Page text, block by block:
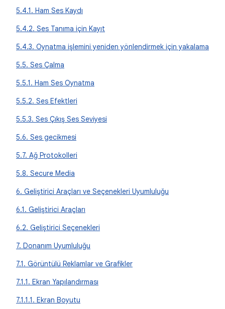
5.4.1. Ham Ses Kaydı
5.4.2. Ses Tanıma için Kayıt
5.4.3. Oynatma işlemini yeniden yönlendirmek için yakalama
5.5. Ses Çalma
5.5.1. Ham Ses Oynatma
5.5.2. Ses Efektleri
5.5.3. Ses Çıkış Ses Seviyesi
5.6. Ses gecikmesi
5.7. Ağ Protokolleri
5.8. Secure Media
6. Geliştirici Araçları ve Seçenekleri Uyumluluğu
6.1. Geliştirici Araçları
6.2. Geliştirici Seçenekleri
7. Donanım Uyumluluğu
7.1. Görüntülü Reklamlar ve Grafikler
7.1.1. Ekran Yapılandırması
7.1.1.1. Ekran Boyutu